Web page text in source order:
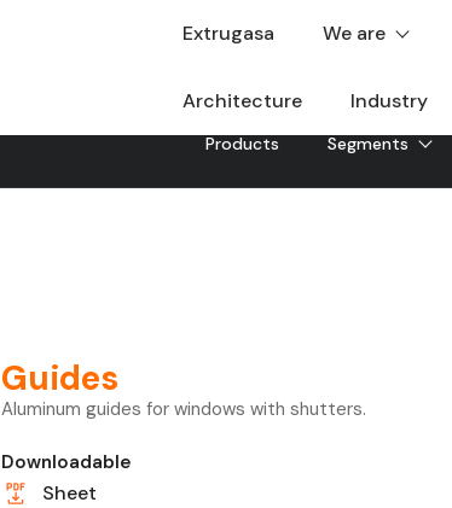
Extrugasa We are
Architecture
Industry
Products Segments
Guides
Aluminum guides for windows with shutters.
Downloadable
Sheet